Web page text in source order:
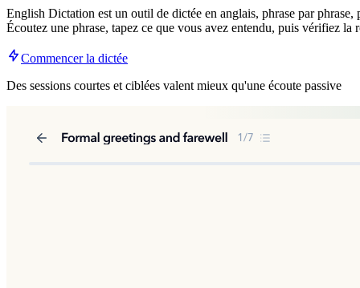
English Dictation est un outil de dictée en anglais, phrase par phrase,
Écoutez une phrase, tapez ce que vous avez entendu, puis vérifiez la
Commencer la dictée
Des sessions courtes et ciblées valent mieux qu'une écoute passive